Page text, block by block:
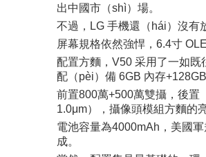
出中國市（shì）場。
不過，LG 手機還（hái）沒有
屏幕規格依然強悍，6.4寸
配置方麵，V50 采用了一如
配（pèi）備 6GB 內存+128GB
前置800萬+500萬雙攝，後置
1.0μm），攝像頭模組方麵的
電池容量為4000mAh，美國
成。